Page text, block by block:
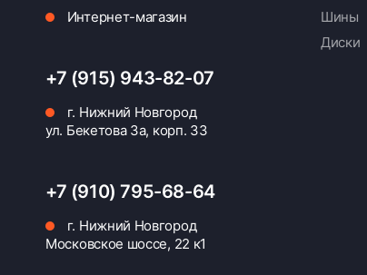
Интернет-магазин
+7 (915) 943-82-07
г. Нижний Новгород
ул. Бекетова 3а, корп. 33
+7 (910) 795-68-64
г. Нижний Новгород
Московское шоссе, 22 к1
Шины
Диски